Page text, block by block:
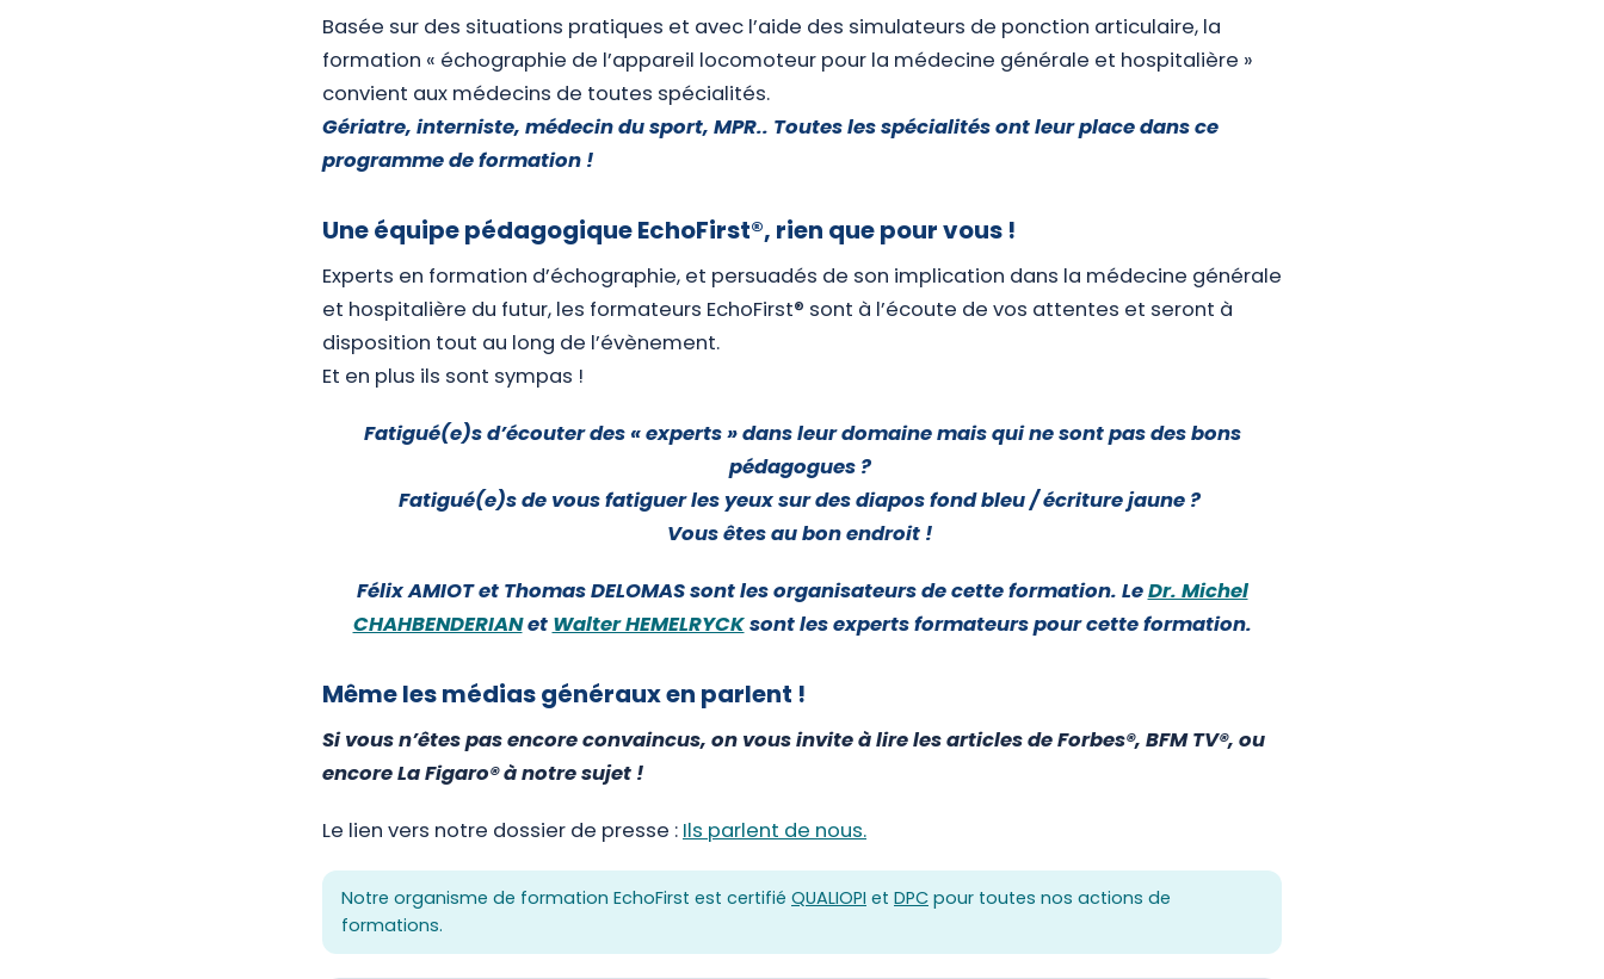
Basée sur des situations pratiques et avec l’aide des simulateurs de ponction articulaire, la
formation « échographie de l’appareil locomoteur pour la médecine générale et hospitalière »
convient aux médecins de toutes spécialités.
Gériatre, interniste, médecin du sport, MPR.. Toutes les spécialités ont leur place dans ce
programme de formation !
Une équipe pédagogique EchoFirst®, rien que pour vous !
Experts en formation d’échographie, et persuadés de son implication dans la médecine générale
et hospitalière du futur, les formateurs EchoFirst® sont à l’écoute de vos attentes et seront à
disposition tout au long de l’évènement.
Et en plus ils sont sympas !
Fatigué(e)s d’écouter des « experts » dans leur domaine mais qui ne sont pas des bons
pédagogues ?
Fatigué(e)s de vous fatiguer les yeux sur des diapos fond bleu / écriture jaune ?
Vous êtes au bon endroit !
Félix AMIOT et Thomas DELOMAS sont les organisateurs de cette formation. LeDr. Michel
CHAHBENDERIANet Walter HEMELRYCKsont les experts formateurs pour cette formation.
Même les médias généraux en parlent !
Si vous n’êtes pas encore convaincus, on vous invite à lire les articles de Forbes®, BFM TV®, ou
encore La Figaro® à notre sujet !
Le lien vers notre dossier de presse : Ils parlent de nous.
Notre organisme de formation EchoFirst est certifié QUALIOPI et DPC pour toutes nos actions de
formations.